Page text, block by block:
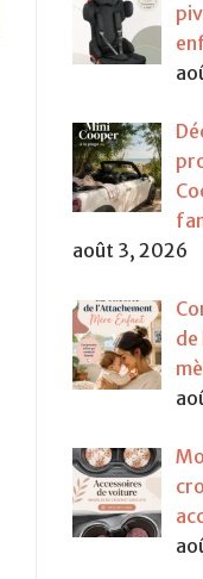
août 3, 2026